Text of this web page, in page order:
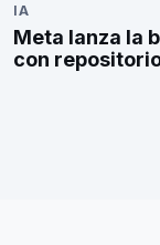
IA
Meta lanza la
con